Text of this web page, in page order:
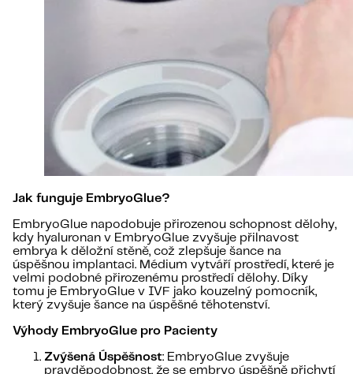
Jak funguje EmbryoGlue?
EmbryoGlue napodobuje přirozenou schopnost dělohy,
kdy hyaluronan v EmbryoGlue zvyšuje přilnavost
embrya k děložní stěně, což zlepšuje šance na
úspěšnou implantaci. Médium vytváří prostředí, které je
velmi podobné přirozenému prostředí dělohy. Díky
tomu je EmbryoGlue v IVF jako kouzelný pomocník,
který zvyšuje šance na úspěšné těhotenství.
Výhody EmbryoGlue pro Pacienty
Zvýšená Úspěšnost: EmbryoGlue zvyšuje
pravděpodobnost, že se embryo úspěšně přichytí